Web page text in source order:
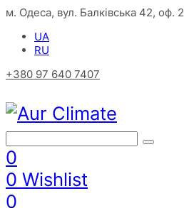
м. Одеса, вул. Балківська 42, оф. 2
UA
RU
+380 97 640 7407
0
0 Wishlist
0